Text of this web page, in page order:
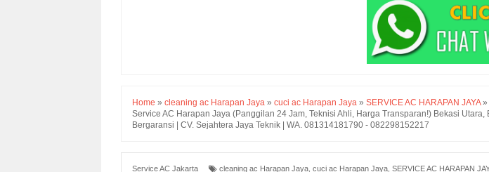
Home » cleaning ac Harapan Jaya » cuci ac Harapan Jaya » SERVICE AC HARAPAN JAYA»
Service AC Harapan Jaya (Panggilan 24 Jam, Teknisi Ahli, Harga Transparan!) Bekasi Utara,
Bergaransi | CV. Sejahtera Jaya Teknik | WA. 081314181790 - 082298152217
Service AC Jakarta cleaning ac Harapan Jaya cuci ac Harapan Jaya SERVICE AC HARAPAN